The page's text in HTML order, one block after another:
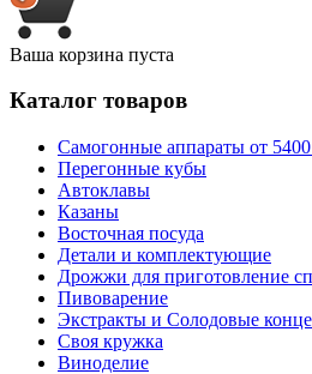
Ваша корзина пуста
Каталог товаров
Самогонные аппараты от
Перегонные кубы
Автоклавы
Казаны
Восточная посуда
Детали и комплектующие
Дрожжи для приготовление
Пивоварение
Экстракты и Солодовые
Своя кружка
Виноделие